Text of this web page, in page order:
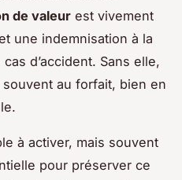
de valeur est vivement
une indemnisation à la
d’accident. Sans elle,
au forfait, bien en
à activer, mais souvent
pour préserver ce